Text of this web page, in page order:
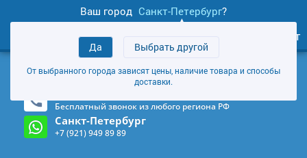
Ваш город Санкт-Петербург?
Да Выбрать другой
От выбранного города зависят цены, наличие товара и способы
доставки.
товаров
Личный кабинет
+7 (921) 949 89 89
Магазин и склад в Санкт-Петербурге (Карта)
Бесплатный звонок из любого региона РФ
Санкт-Петербург
+7 (921) 949 89 89